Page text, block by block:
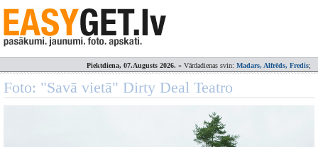
Piektdiena, 07.Augusts 2026. » Vārdadienas svin: Madars, Alfrēds, Fredis;
Foto: "Savā vietā" Dirty Deal Teatro